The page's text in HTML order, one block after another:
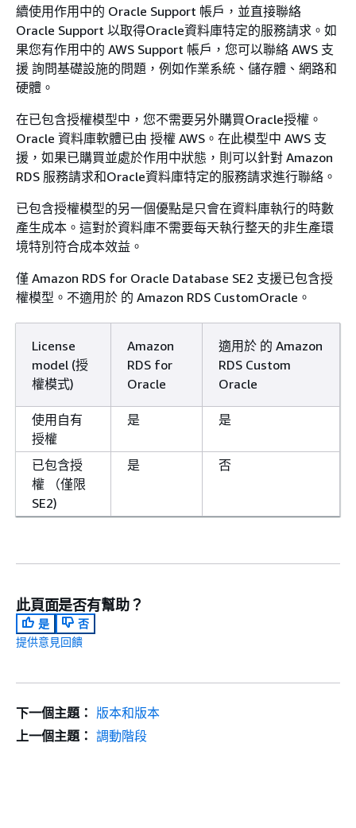
續使用作用中的 Oracle Support 帳戶，並直接聯絡
Oracle Support 以取得Oracle資料庫特定的服務請求。如
果您有作用中的 AWS Support 帳戶，您可以聯絡 AWS 支
援 詢問基礎設施的問題，例如作業系統、儲存體、網路和
硬體。
在已包含授權模型中，您不需要另外購買Oracle授權。
Oracle 資料庫軟體已由 授權 AWS。在此模型中 AWS 支
援，如果已購買並處於作用中狀態，則可以針對 Amazon
RDS 服務請求和Oracle資料庫特定的服務請求進行聯絡。
已包含授權模型的另一個優點是只會在資料庫執行的時數
產生成本。這對於資料庫不需要每天執行整天的非生產環
境特別符合成本效益。
僅 Amazon RDS for Oracle Database SE2 支援已包含授
權模型。不適用於 的 Amazon RDS CustomOracle。
License
model (授
權模式)
Amazon
RDS for
Oracle
適用於 的 Amazon
RDS Custom
Oracle
使用自有
授權
是 是
已包含授
權 （僅限
SE2)
是 否
此頁面是否有幫助？
是
否
提供意見回饋
下一個主題： 版本和版本
上一個主題： 調動階段